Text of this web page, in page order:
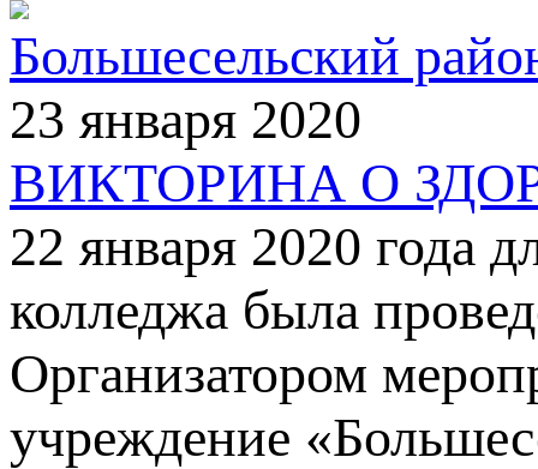
Большесельский
23 января 2020
ВИКТОРИНА О
22 января 2020 года
колледжа была
Организатором
учреждение